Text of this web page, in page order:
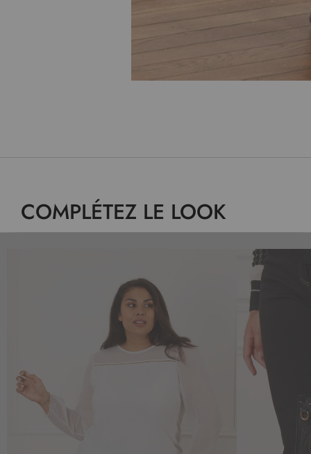
COMPLÉTEZ LE LOOK